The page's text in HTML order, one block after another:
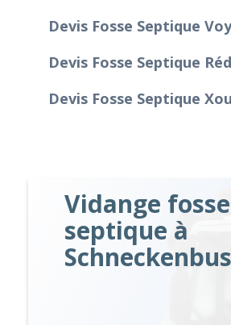
Devis Fosse Septique
Devis Fosse Septique
Devis Fosse Septique
Vidange fosse
septique à